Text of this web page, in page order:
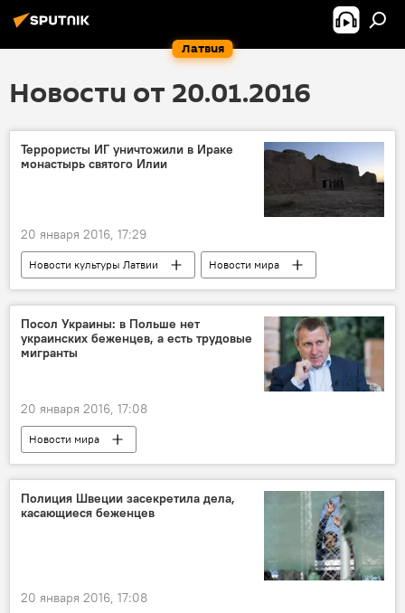
Латвия
Новости от 20.01.2016
Террористы ИГ уничтожили в Ираке
монастырь святого Илии
20 января 2016, 17:29
Новости культуры Латвии Новости мира
Посол Украины: в Польше нет
украинских беженцев, а есть трудовые
мигранты
20 января 2016, 17:08
Новости мира
Полиция Швеции засекретила дела,
касающиеся беженцев
20 января 2016, 17:08